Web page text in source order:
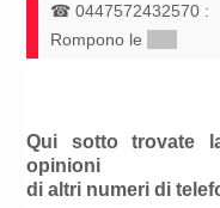
☎0447572432570 :
Rompono le
*****
Qui sotto trovate
opinioni
di altri numeri di